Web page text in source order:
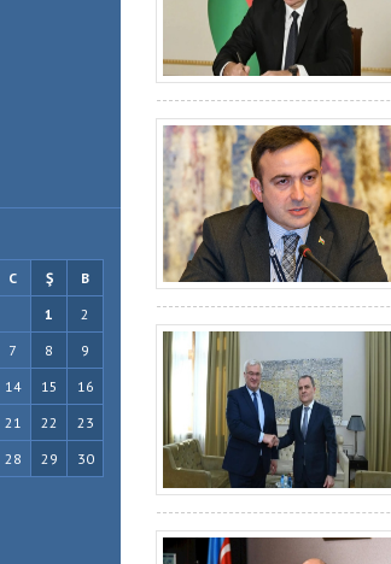
C Ş
B
1
2
7 8
9
14 15
16
21 22
23
28 29
30